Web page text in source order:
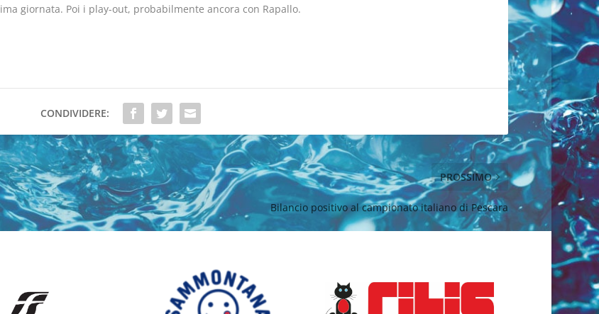
giornata. Poi i play-out, probabilmente ancora con Rapallo.
CONDIVIDERE:
PROSSIMO
Bilancio positivo al campionato italiano di Pescara